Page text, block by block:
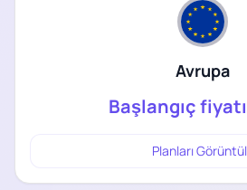
Avrupa
Başlangıç fiyatı
Planları